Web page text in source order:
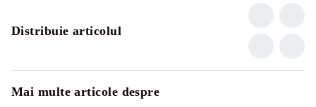
Distribuie articolul
Mai multe articole despre